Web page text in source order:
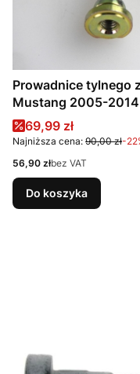
Prowadnice tylnego
Cena promocyjna
69,99 zł
Najniższa cena: 90,00 zł-
Cena
56,90 złbez VAT
Do koszyka